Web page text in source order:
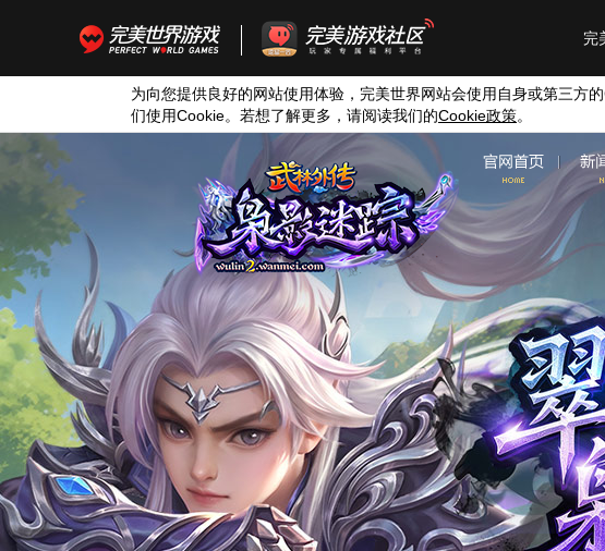
完
为向您提供良好的网站使用体验，完美世界网站会使用自身或第三方的
们使用Cookie。若想了解更多，请阅读我们的Cookie政策。